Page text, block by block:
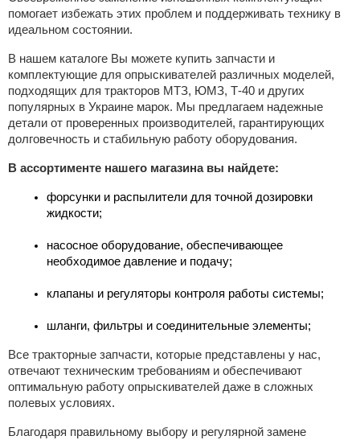
помогает избежать этих проблем и поддерживать технику в
идеальном состоянии.
В нашем каталоге Вы можете купить запчасти и
комплектующие для опрыскивателей различных моделей,
подходящих для тракторов МТЗ, ЮМЗ, Т-40 и других
популярных в Украине марок. Мы предлагаем надежные
детали от проверенных производителей, гарантирующих
долговечность и стабильную работу оборудования.
В ассортименте нашего магазина вы найдете:
форсунки и распылители для точной дозировки
жидкости;
насосное оборудование, обеспечивающее
необходимое давление и подачу;
клапаны и регуляторы контроля работы системы;
шланги, фильтры и соединительные элементы;
Все тракторные запчасти, которые представлены у нас,
отвечают техническим требованиям и обеспечивают
оптимальную работу опрыскивателей даже в сложных
полевых условиях.
Благодаря правильному выбору и регулярной замене